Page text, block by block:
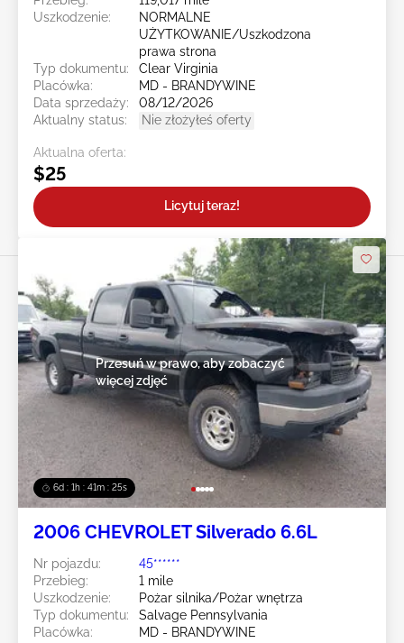
Uszkodzenie:
NORMALNE
UŻYTKOWANIE/Uszkodzona
prawa strona
Typ dokumentu:
Clear Virginia
Placówka:
MD - BRANDYWINE
Data sprzedaży:
08/12/2026
Aktualny status:
Nie złożyłeś oferty
Aktualna oferta:
$25
Licytuj teraz!
6d : 1h : 41m : 23s
Przesuń w prawo, aby zobaczyć
więcej zdjęć
2006 CHEVROLET Silverado 6.6L
Nr pojazdu:
45******
Przebieg:
1 mile
Uszkodzenie:
Pożar silnika/Pożar wnętrza
Typ dokumentu:
Salvage Pennsylvania
Placówka:
MD - BRANDYWINE